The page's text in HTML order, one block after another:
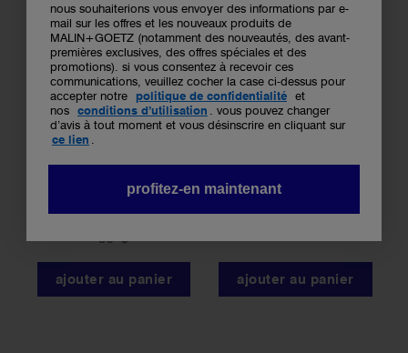
pamplemousse.
5.0
rating
60 $
ajouter au panier
chien.
ajouter au panier
nous souhaiterions vous envoyer des informations par e-
mail sur les offres et les nouveaux produits de
MALIN+GOETZ (notamment des nouveautés, des avant-
premières exclusives, des offres spéciales et des
promotions). si vous consentez à recevoir ces
communications, veuillez cocher la case ci-dessus pour
accepter notre
politique de confidentialité et
nos conditions d’utilisation
vous pouvez changer
d’avis à tout moment et vous désinscrire en cliquant sur
ce lien
profitez-en maintenant